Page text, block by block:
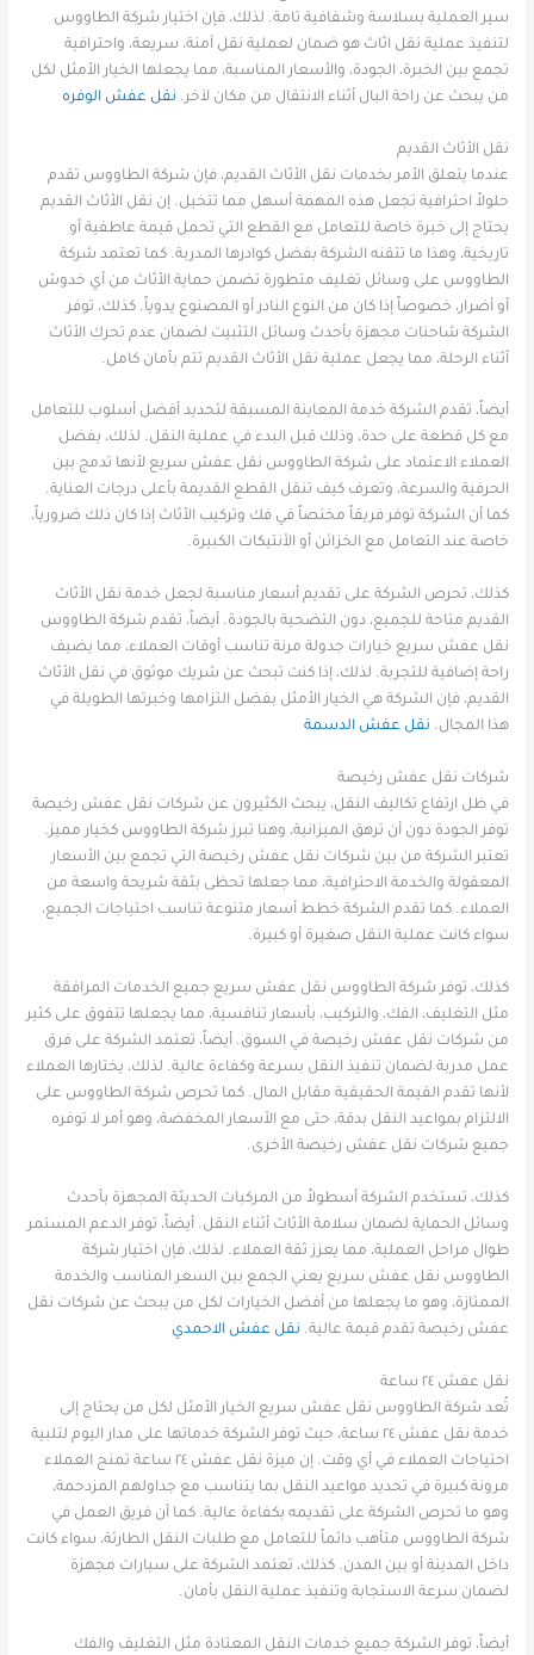
سير العملية بسلاسة وشفافية تامة. لذلك، فإن اختيار شركة الطاووس
لتنفيذ عملية نقل اثاث هو ضمان لعملية نقل آمنة، سريعة، واحترافية
تجمع بين الخبرة، الجودة، والأسعار المناسبة، مما يجعلها الخيار الأمثل لكل
من يبحث عن راحة البال أثناء الانتقال من مكان لآخر. نقل عفش الوفره
نقل الأثاث القديم
عندما يتعلق الأمر بخدمات نقل الأثاث القديم، فإن شركة الطاووس تقدم
حلولاً احترافية تجعل هذه المهمة أسهل مما تتخيل. إن نقل الأثاث القديم
يحتاج إلى خبرة خاصة للتعامل مع القطع التي تحمل قيمة عاطفية أو
تاريخية، وهذا ما تتقنه الشركة بفضل كوادرها المدربة. كما تعتمد شركة
الطاووس على وسائل تغليف متطورة تضمن حماية الأثاث من أي خدوش
أو أضرار، خصوصاً إذا كان من النوع النادر أو المصنوع يدوياً. كذلك، توفر
الشركة شاحنات مجهزة بأحدث وسائل التثبيت لضمان عدم تحرك الأثاث
أثناء الرحلة، مما يجعل عملية نقل الأثاث القديم تتم بأمان كامل.
أيضاً، تقدم الشركة خدمة المعاينة المسبقة لتحديد أفضل أسلوب للتعامل
مع كل قطعة على حدة، وذلك قبل البدء في عملية النقل. لذلك، يفضل
العملاء الاعتماد على شركة الطاووس نقل عفش سريع لأنها تدمج بين
الحرفية والسرعة، وتعرف كيف تنقل القطع القديمة بأعلى درجات العناية.
كما أن الشركة توفر فريقاً مختصاً في فك وتركيب الأثاث إذا كان ذلك ضرورياً،
خاصة عند التعامل مع الخزائن أو الأنتيكات الكبيرة.
كذلك، تحرص الشركة على تقديم أسعار مناسبة لجعل خدمة نقل الأثاث
القديم متاحة للجميع، دون التضحية بالجودة. أيضاً، تقدم شركة الطاووس
نقل عفش سريع خيارات جدولة مرنة تناسب أوقات العملاء، مما يضيف
راحة إضافية للتجربة. لذلك، إذا كنت تبحث عن شريك موثوق في نقل الأثاث
القديم، فإن الشركة هي الخيار الأمثل بفضل التزامها وخبرتها الطويلة في
هذا المجال. نقل عفش الدسمة
شركات نقل عفش رخيصة
في ظل ارتفاع تكاليف النقل، يبحث الكثيرون عن شركات نقل عفش رخيصة
توفر الجودة دون أن ترهق الميزانية، وهنا تبرز شركة الطاووس كخيار مميز.
تعتبر الشركة من بين شركات نقل عفش رخيصة التي تجمع بين الأسعار
المعقولة والخدمة الاحترافية، مما جعلها تحظى بثقة شريحة واسعة من
العملاء. كما تقدم الشركة خطط أسعار متنوعة تناسب احتياجات الجميع،
سواء كانت عملية النقل صغيرة أو كبيرة.
كذلك، توفر شركة الطاووس نقل عفش سريع جميع الخدمات المرافقة
مثل التغليف، الفك، والتركيب، بأسعار تنافسية، مما يجعلها تتفوق على كثير
من شركات نقل عفش رخيصة في السوق. أيضاً، تعتمد الشركة على فرق
عمل مدربة لضمان تنفيذ النقل بسرعة وكفاءة عالية. لذلك، يختارها العملاء
لأنها تقدم القيمة الحقيقية مقابل المال. كما تحرص شركة الطاووس على
الالتزام بمواعيد النقل بدقة، حتى مع الأسعار المخفضة، وهو أمر لا توفره
جميع شركات نقل عفش رخيصة الأخرى.
كذلك، تستخدم الشركة أسطولاً من المركبات الحديثة المجهزة بأحدث
وسائل الحماية لضمان سلامة الأثاث أثناء النقل. أيضاً، توفر الدعم المستمر
طوال مراحل العملية، مما يعزز ثقة العملاء. لذلك، فإن اختيار شركة
الطاووس نقل عفش سريع يعني الجمع بين السعر المناسب والخدمة
الممتازة، وهو ما يجعلها من أفضل الخيارات لكل من يبحث عن شركات نقل
عفش رخيصة تقدم قيمة عالية. نقل عفش الاحمدي
نقل عفش ٢٤ ساعة
تُعد شركة الطاووس نقل عفش سريع الخيار الأمثل لكل من يحتاج إلى
خدمة نقل عفش ٢٤ ساعة، حيث توفر الشركة خدماتها على مدار اليوم لتلبية
احتياجات العملاء في أي وقت. إن ميزة نقل عفش ٢٤ ساعة تمنح العملاء
مرونة كبيرة في تحديد مواعيد النقل بما يتناسب مع جداولهم المزدحمة،
وهو ما تحرص الشركة على تقديمه بكفاءة عالية. كما أن فريق العمل في
شركة الطاووس متأهب دائماً للتعامل مع طلبات النقل الطارئة، سواء كانت
داخل المدينة أو بين المدن. كذلك، تعتمد الشركة على سيارات مجهزة
لضمان سرعة الاستجابة وتنفيذ عملية النقل بأمان.
أيضاً، توفر الشركة جميع خدمات النقل المعتادة مثل التغليف والفك